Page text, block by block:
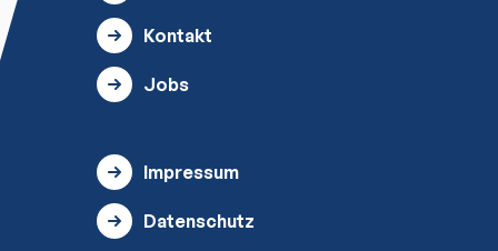
Kontakt
Jobs
Impressum
Datenschutz